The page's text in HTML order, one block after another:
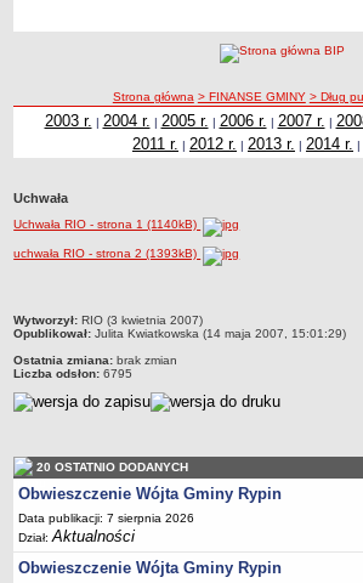
Status gminy
Lokalizacja
Insygnia gminy
Dane statystyczne
Zadania publiczne
Związki i stowarzyszenia
Rejestr zbiorów danych osobowych
RODO Klauzule informacyjne
AKTUALNOŚCI I OGŁOSZENIA
Dane teleadresowe
Tabela informacyjna
Czas pracy urzędu
Nr konta bankowego, NIP, REGON
ścieżka nawigacji
Strona główna > FINANSE GMINY > Dług
2003 r. | 2004 r. | 2005 r. | 2006 r. | 2007 r. |
2011 r. | 2012 r. | 2013 r. | 2014 r. |
Uchwała
Uchwała RIO - strona 1 (1140kB)
uchwała RIO - strona 2 (1393kB)
metryczka
Wytworzył: RIO (3 kwietnia 2007)
Opublikował: Julita Kwiatkowska (14 maja 2007, 15:01:29)
Ostatnia zmiana: brak zmian
Liczba odsłon: 6795
20 OSTATNIO DODANYCH
Obwieszczenie Wójta Gminy Rypin
Data publikacji: 7 sierpnia 2026
Dział:Aktualności
Obwieszczenie Wójta Gminy Rypin